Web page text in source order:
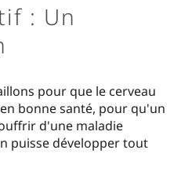
: Un
pour que le cerveau
bonne santé, pour qu'un
d'une maladie
puisse développer tout